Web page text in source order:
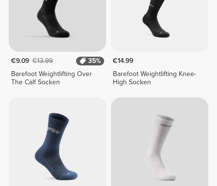
€9.09 €13.99
35%
Barefoot Weightlifting Over
The Calf Socken
€14.99
Barefoot Weightlifting Knee-
High Socken